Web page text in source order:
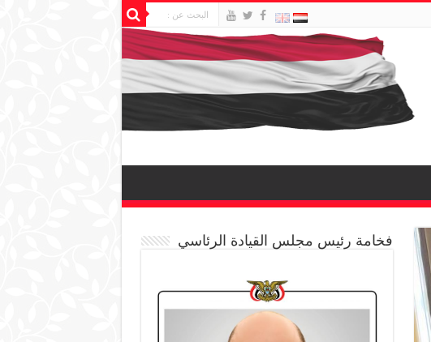
فخامة رئيس مجلس القيادة الرئاسي